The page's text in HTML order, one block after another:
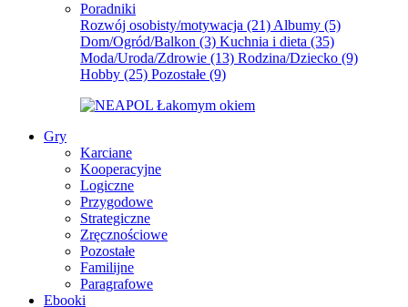
Poradniki
Rozwój osobisty/motywacja (21) Albumy (5)
Dom/Ogród/Balkon (3) Kuchnia i dieta (35)
Moda/Uroda/Zdrowie (13) Rodzina/Dziecko (9)
Hobby (25) Pozostałe (9)
Gry
Karciane
Kooperacyjne
Logiczne
Przygodowe
Strategiczne
Zręcznościowe
Pozostałe
Familijne
Paragrafowe
Ebooki